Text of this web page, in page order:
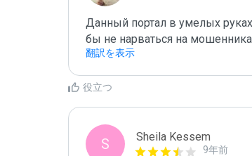
Данный портал в умелых
бы не нарваться на
翻訳を表示
役立つ
S Sheila Kessem
9年前